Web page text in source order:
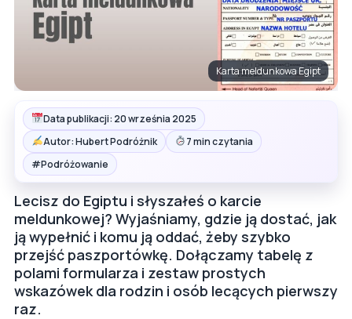
Karta meldunkowa Egipt
Data publikacji: 20 września 2025
Autor: Hubert Podróżnik
7 min czytania
#Podróżowanie
Lecisz do Egiptu i słyszałeś o karcie
meldunkowej? Wyjaśniamy, gdzie ją dostać, jak
ją wypełnić i komu ją oddać, żeby szybko
przejść paszportówkę. Dołączamy tabelę z
polami formularza i zestaw prostych
wskazówek dla rodzin i osób lecących pierwszy
raz.